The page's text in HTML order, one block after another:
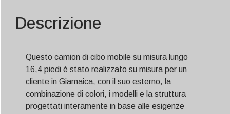
Descrizione
Questo camion di cibo mobile su misura lungo
16,4 piedi è stato realizzato su misura per un
cliente in Giamaica, con il suo esterno, la
combinazione di colori, i modelli e la struttura
progettati interamente in base alle esigenze